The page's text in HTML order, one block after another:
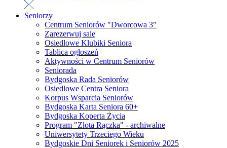
Seniorzy
Centrum Seniorów "Dworcowa 3"
Zarezerwuj salę
Osiedlowe Klubiki Seniora
Tablica ogłoszeń
Aktywności w Centrum Seniorów
Seniorada
Bydgoska Rada Seniorów
Osiedlowe Centra Seniora
Korpus Wsparcia Seniorów
Bydgoska Karta Seniora 60+
Bydgoska Koperta Życia
Program "Złota Rączka" - archiwalne
Uniwersytety Trzeciego Wieku
Bydgoskie Dni Seniorek i Seniorów 2025